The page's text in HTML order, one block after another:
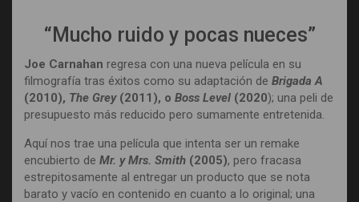
“Mucho ruido y pocas nueces”
Joe Carnahan regresa con una nueva película en su
filmografía tras éxitos como su adaptación de Brigada A
(2010), The Grey(2011), o Boss Level (2020); una peli de
presupuesto más reducido pero sumamente entretenida.
Aquí nos trae una película que intenta ser un remake
encubierto de Mr. y Mrs. Smith (2005), pero fracasa
estrepitosamente al entregar un producto que se nota
barato y vacío en contenido en cuanto a lo original; una